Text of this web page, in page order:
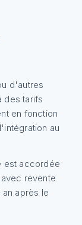
d'autres
des tarifs
en fonction
au
est accordée
revente
après le